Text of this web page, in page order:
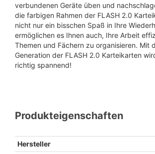
verbundenen Geräte üben und
die farbigen Rahmen der FLASH 2.0
nicht nur ein bisschen Spaß in Ihre
ermöglichen es Ihnen auch, Ihre Arbeit
Themen und Fächern zu organisieren. Mit
Generation der FLASH 2.0 Karteikarten
richtig spannend!
Produkteigenschaften
Hersteller